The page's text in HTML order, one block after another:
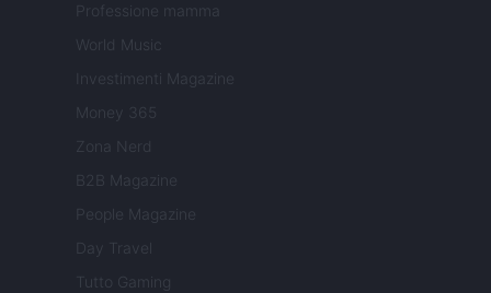
Professione mamma
World Music
Investimenti Magazine
Money 365
Zona Nerd
B2B Magazine
People Magazine
Day Travel
Tutto Gaming